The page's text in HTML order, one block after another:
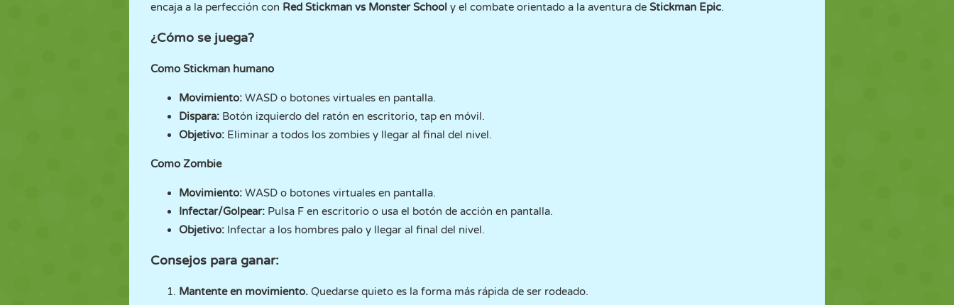
encaja a la perfección con Red Stickman vs Monster School y el combate orientado a la aventura de Stickman Epic.
¿Cómo se juega?
Como Stickman humano
Movimiento: WASD o botones virtuales en pantalla.
Dispara: Botón izquierdo del ratón en escritorio, tap en móvil.
Objetivo: Eliminar a todos los zombies y llegar al final del nivel.
Como Zombie
Movimiento: WASD o botones virtuales en pantalla.
Infectar/Golpear: Pulsa F en escritorio o usa el botón de acción en pantalla.
Objetivo: Infectar a los hombres palo y llegar al final del nivel.
Consejos para ganar:
Mantente en movimiento. Quedarse quieto es la forma más rápida de ser rodeado.